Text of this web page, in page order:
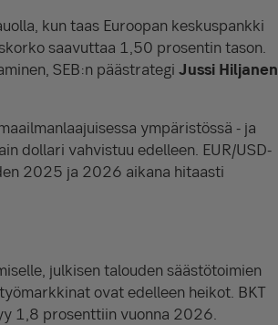
kun taas Euroopan keskuspankki
saavuttaa 1,50 prosentin tason.
SEB:n päästrategi Jussi Hiljanen
ympäristössä - ja
dollari vahvistuu edelleen. EUR/USD-
2025 ja 2026 aikana hitaasti
julkisen talouden säästötoimien
ovat edelleen heikot. BKT
1,8 prosenttiin vuonna 2026.